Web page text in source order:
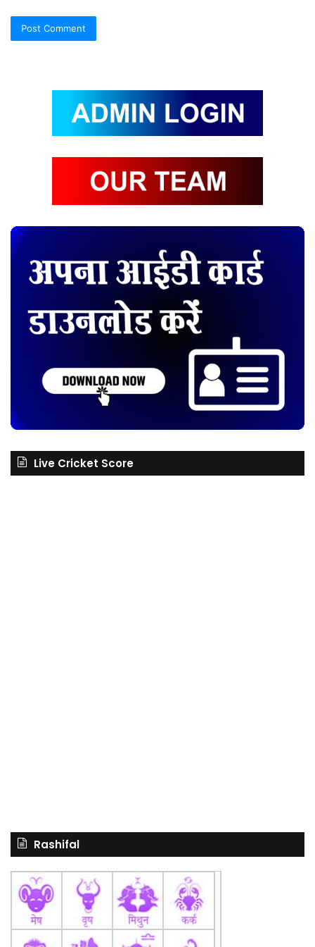
Live Cricket Score
Rashifal